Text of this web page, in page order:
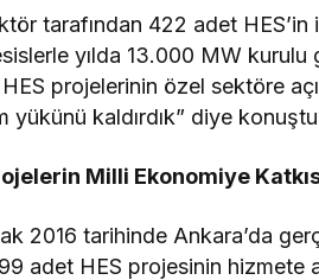
tarafından 422 adet HES’in
yılda 13.000 MW
projelerinin özel sektöre
yükünü kaldırdık” diye
Milli Ekonomiye
2016 tarihinde Ankara’da
adet HES projesinin hizmete